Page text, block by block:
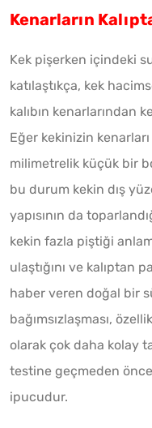
Kenarların
Kek pişerken içindeki
katılaştıkça, kek
kalıbın kenarlarından
Eğer kekinizin kenarları
milimetrelik küçük bir
bu durum kekin dış
yapısının da
kekin fazla piştiği
ulaştığını ve kalıptan
haber veren doğal bir
bağımsızlaşması,
olarak çok daha kolay
testine geçmeden
ipucudur.